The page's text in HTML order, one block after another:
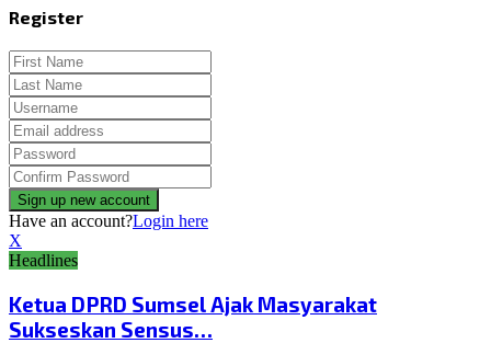
Register
Have an account?Login here
X
Headlines
Ketua DPRD Sumsel Ajak Masyarakat
Sukseskan Sensus…